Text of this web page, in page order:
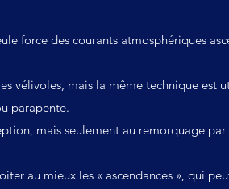
force des courants atmosphériques
vélivoles, mais la même technique est
parapente.
mais seulement au remorquagepar
au mieux les « ascendances », qui